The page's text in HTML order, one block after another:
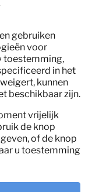
gebruiken
voor
toestemming,
in het
kunnen
beschikbaar zijn.
vrijelijk
de knop
of de knop
u toestemming